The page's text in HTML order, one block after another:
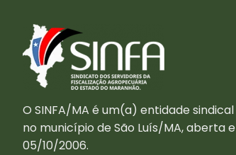
O SINFA/MA é um(a) entidade
no município de São Luís/MA, aberta
05/10/2006.